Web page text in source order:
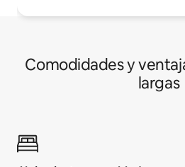
Comodidades y
largas